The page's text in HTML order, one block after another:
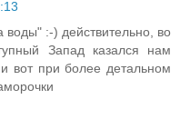
воды" :-) действительно, во
Запад казался нам
вот при более детальном